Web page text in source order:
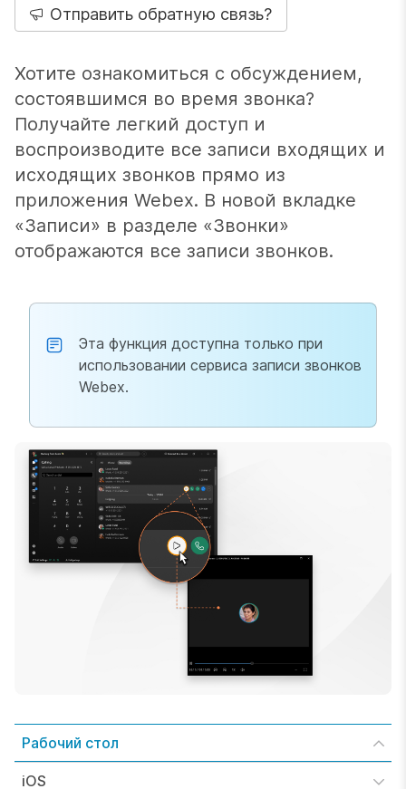
Отправить обратную связь?
Хотите ознакомиться с обсуждением,
состоявшимся во время звонка?
Получайте легкий доступ и
воспроизводите все записи входящих и
исходящих звонков прямо из
приложения Webex. В новой вкладке
«Записи» в разделе «Звонки»
отображаются все записи звонков.
Эта функция доступна только при
использовании сервиса записи звонков
Webex.
Рабочий стол
iOS